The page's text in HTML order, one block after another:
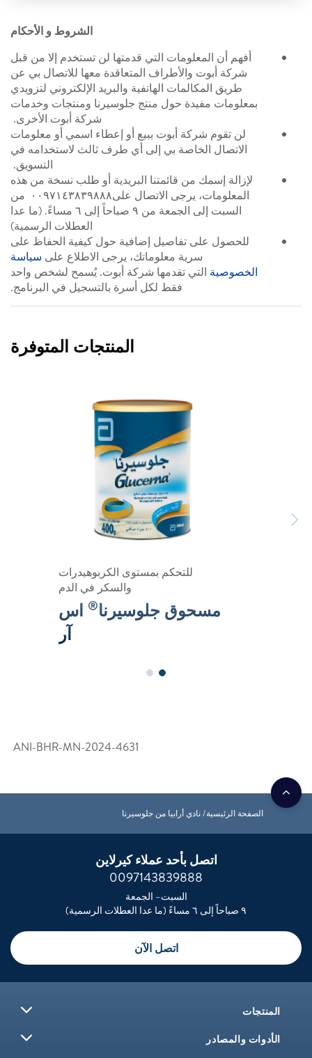
الشروط و الأحكام
أفهم أن المعلومات التي قدمتها لن تستخدم إلا من قبل
شركة أبوت والأطراف المتعاقدة معها للاتصال بي عن
طريق المكالمات الهاتفية والبريد الإلكتروني لتزويدي
بمعلومات مفيدة حول منتج جلوسيرنا ومنتجات وخدمات
شركة أبوت الأخرى.
لن تقوم شركة أبوت ببيع أو إعطاء اسمي أو معلومات
الاتصال الخاصة بي إلى أي طرف ثالث لاستخدامه في
التسويق.
لإزالة إسمك من قائمتنا البريدية أو طلب نسخة من هذه
المعلومات، يرجى الاتصال على٠٠٩٧١٤٣٨٣٩٨٨٨ من
السبت إلى الجمعة من ٩ صباحاً إلى ٦ مساءً. (ما عدا
العطلات الرسمية)
للحصول على تفاصيل إضافية حول كيفية الحفاظ على
سرية معلوماتك، يرجى الاطلاع على سياسة
الخصوصية التي تقدمها شركة أبوت. يُسمح لشخص واحد
فقط لكل أسرة بالتسجيل في البرنامج.
المنتجات المتوفرة
Previous
للتحكم بمستوى الكربوهيدرات
والسكر في الدم
مسحوق جلوسيرنا® اس
آر
ANI-BHR-MN-2024-4631
الصفحة الرئيسية نادي أرابيا من جلوسيرنا
اتصل بأحد عملاء كيرلاين
0097143839888
السبت– الجمعة
٩ صباحاً إلى ٦ مساءً (ما عدا العطلات الرسمية)
اتصل الآن
المنتجات
الأدوات والمصادر